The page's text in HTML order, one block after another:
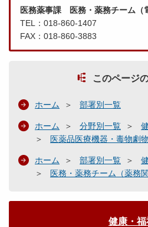
医務薬事課 医務・薬務チーム（
TEL：018-860-1407
FAX：018-860-3883
このページ
ホーム 部署別一覧
ホーム 分野別一覧
医薬品医療機器・毒物劇
ホーム 部署別一覧
医務・薬務チーム（薬務関
健康・福